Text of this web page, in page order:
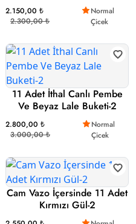
2.150,00 ₺
2.300,00 ₺
Normal
Çicek
11 Adet İthal Canlı Pembe
Ve Beyaz Lale Buketi-2
2.800,00 ₺
3.000,00 ₺
Normal
Çicek
Cam Vazo İçersinde 11 Adet
Kırmızı Gül-2